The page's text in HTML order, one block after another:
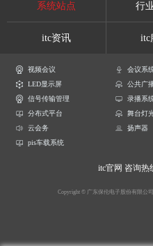
系统站点 行
itc资讯 itc
视频会议 会议系
LED显示屏
公共广
信号传输管理
录播系
分布式平台
舞台灯
云会务
扬声器
pis车载系统
itc官网 咨询热
Copyright © 广东保伦电子股份有限公司